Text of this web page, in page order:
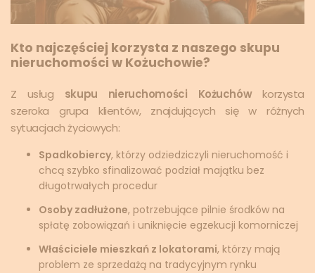
Kto najczęściej korzysta z naszego skupu
nieruchomości w Kożuchowie?
Z usług skupu nieruchomości Kożuchówkorzysta
szeroka grupa klientów, znajdujących się w różnych
sytuacjach życiowych:
Spadkobiercy, którzy odziedziczyli nieruchomość i
chcą szybko sfinalizować podział majątku bez
długotrwałych procedur
Osoby zadłużone, potrzebujące pilnie środków na
spłatę zobowiązań i uniknięcie egzekucji komorniczej
Właściciele mieszkań z lokatorami, którzy mają
problem ze sprzedażą na tradycyjnym rynku